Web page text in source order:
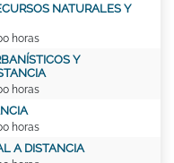
NATURALES Y
horas
Y
horas
horas
A DISTANCIA